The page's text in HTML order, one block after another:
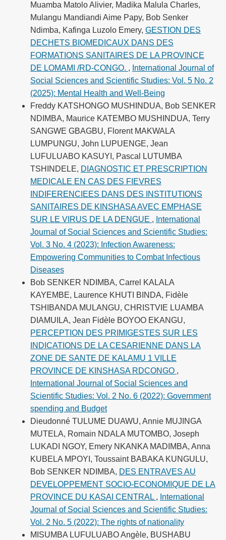
Muamba Matolo Alivier, Madika Malula Charles,
Mulangu Mandiandi Aime Papy, Bob Senker
Ndimba, Kafinga Luzolo Emery, GESTION DES
DECHETS BIOMEDICAUX DANS DES
FORMATIONS SANITAIRES DE LA PROVINCE
DE LOMAMI /RD-CONGO. , International Journal of
Social Sciences and Scientific Studies: Vol. 5 No. 2
(2025): Mental Health and Well-Being
Freddy KATSHONGO MUSHINDUA, Bob SENKER
NDIMBA, Maurice KATEMBO MUSHINDUA, Terry
SANGWE GBAGBU, Florent MAKWALA
LUMPUNGU, John LUPUENGE, Jean
LUFULUABO KASUYI, Pascal LUTUMBA
TSHINDELE, DIAGNOSTIC ET PRESCRIPTION
MEDICALE EN CAS DES FIEVRES
INDIFERENCIEES DANS DES INSTITUTIONS
SANITAIRES DE KINSHASA AVEC EMPHASE
SUR LE VIRUS DE LA DENGUE , International
Journal of Social Sciences and Scientific Studies:
Vol. 3 No. 4 (2023): Infection Awareness:
Empowering Communities to Combat Infectious
Diseases
Bob SENKER NDIMBA, Carrel KALALA
KAYEMBE, Laurence KHUTI BINDA, Fidèle
TSHIBANDA MULANGU, CHRISTVIE LUAMBA
DIAMUILA, Jean Fidèle BOYOO EKANGU,
PERCEPTION DES PRIMIGESTES SUR LES
INDICATIONS DE LA CESARIENNE DANS LA
ZONE DE SANTE DE KALAMU 1 VILLE
PROVINCE DE KINSHASA RDCONGO ,
International Journal of Social Sciences and
Scientific Studies: Vol. 2 No. 6 (2022): Government
spending and Budget
Dieudonné TULUME DUAWU, Annie MUJINGA
MUTELA, Romain NDALA MUTOMBO, Joseph
LUKADI NGOY, Emery NKANKA MADIMBA, Anna
KUBELA MPOYI, Toussaint BABAKA KUNGULU,
Bob SENKER NDIMBA, DES ENTRAVES AU
DEVELOPPEMENT SOCIO-ECONOMIQUE DE LA
PROVINCE DU KASAI CENTRAL , International
Journal of Social Sciences and Scientific Studies:
Vol. 2 No. 5 (2022): The rights of nationality
MISUMBA LUFULUABO Angèle, BUSHABU